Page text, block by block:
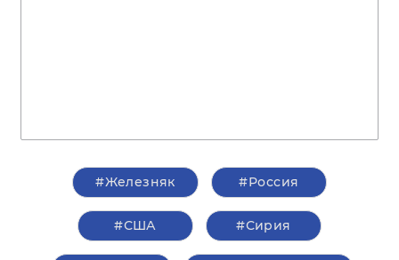
#Железняк #Россия
#США #Сирия